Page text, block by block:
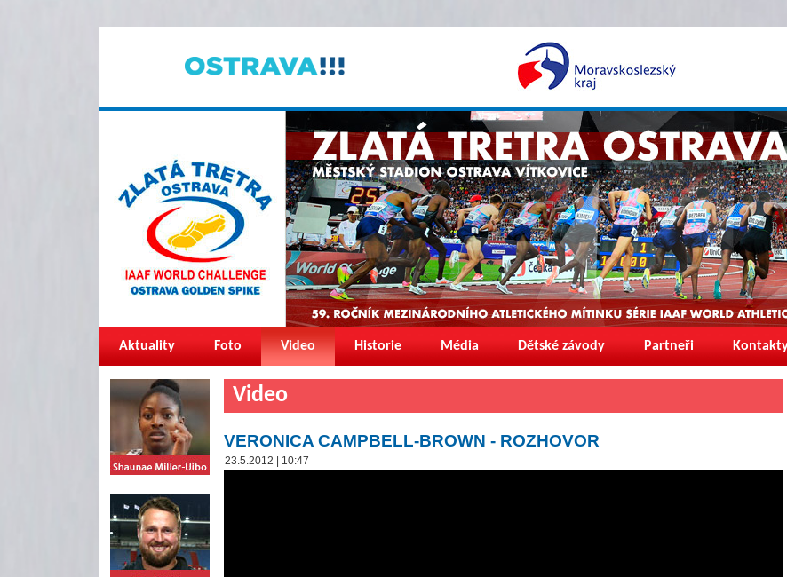
Aktuality Foto Video Historie Média Dětské závody Partneři
Video
VERONICA CAMPBELL-BROWN - ROZHOVOR
23.5.2012 | 10:47